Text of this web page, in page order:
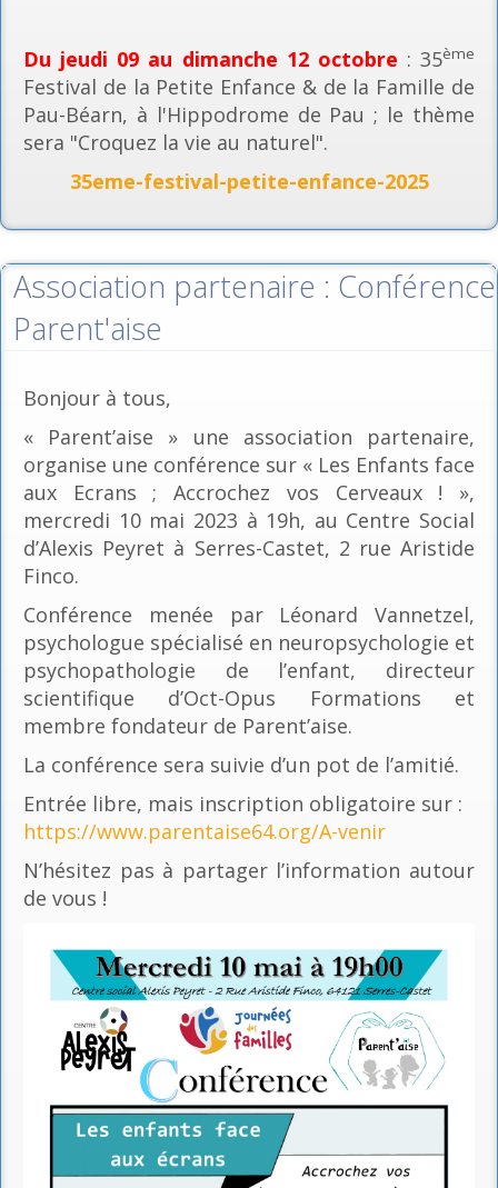
Du jeudi 09 au dimanche 12 octobre : 35ème
Festival de la Petite Enfance & de la Famille de
Pau-Béarn, à l'Hippodrome de Pau ; le thème
sera "Croquez la vie au naturel".
35eme-festival-petite-enfance-2025
Association partenaire : Conférence
Parent'aise
Bonjour à tous,
« Parent’aise » une association partenaire,
organise une conférence sur « Les Enfants face
aux Ecrans ; Accrochez vos Cerveaux ! »,
mercredi 10 mai 2023 à 19h, au Centre Social
d’Alexis Peyret à Serres-Castet, 2 rue Aristide
Finco.
Conférence menée par Léonard Vannetzel,
psychologue spécialisé en neuropsychologie et
psychopathologie de l’enfant, directeur
scientifique d’Oct-Opus Formations et
membre fondateur de Parent’aise.
La conférence sera suivie d’un pot de l’amitié.
Entrée libre, mais inscription obligatoire sur :
https://www.parentaise64.org/A-venir
N’hésitez pas à partager l’information autour
de vous !